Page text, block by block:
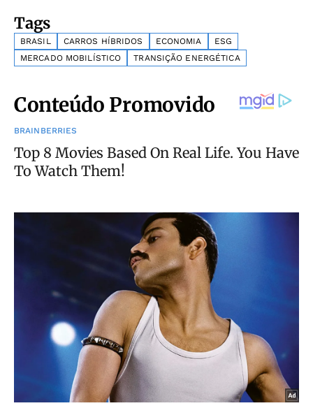
Tags
BRASIL CARROS HÍBRIDOS ECONOMIA
ESG
MERCADO MOBILÍSTICO
TRANSIÇÃO ENERGÉTICA